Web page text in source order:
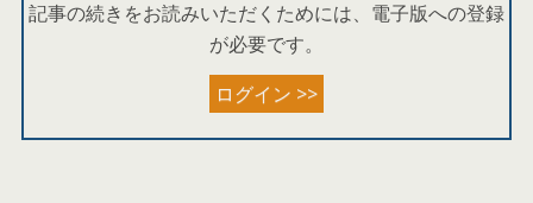
記事の続きをお読みいただくためには、電子版への登録
が必要です。
ログイン >>